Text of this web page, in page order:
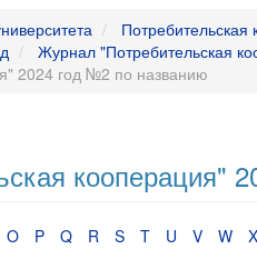
Потребительская
Журнал "Потребительская
2024 год №2 по названию
кооперация"
O P Q R S T U V W X